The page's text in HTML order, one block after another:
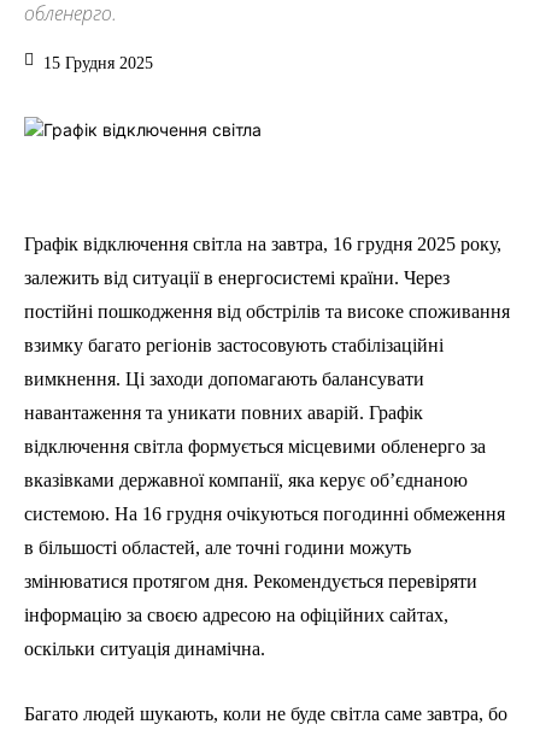
обленерго.
15 Грудня 2025
Графік відключення світла на завтра, 16 грудня 2025 року,
залежить від ситуації в енергосистемі країни. Через
постійні пошкодження від обстрілів та високе споживання
взимку багато регіонів застосовують стабілізаційні
вимкнення. Ці заходи допомагають балансувати
навантаження та уникати повних аварій. Графік
відключення світла формується місцевими обленерго за
вказівками державної компанії, яка керує об’єднаною
системою. На 16 грудня очікуються погодинні обмеження
в більшості областей, але точні години можуть
змінюватися протягом дня. Рекомендується перевіряти
інформацію за своєю адресою на офіційних сайтах,
оскільки ситуація динамічна.
Багато людей шукають, коли не буде світла саме завтра, бо